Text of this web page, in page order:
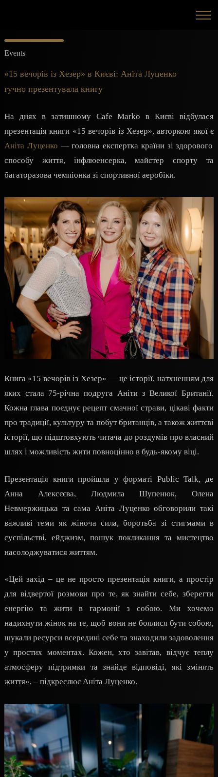
Events
«15 вечорів із Хезер» в Києві: Аніта Луценко
гучно презентувала книгу
На днях в затишному Cafe Marko в Києві відбулася
презентація книги «15 вечорів із Хезер», авторкою якої є
Аніта Луценко — головна експертка країни зі здорового
способу життя, інфлюенсерка, майстер спорту та
багаторазова чемпіонка зі спортивної аеробіки.
Книга «15 вечорів із Хезер» — це історії, натхненням для
яких стала 75-річна подруга Аніти з Великої Британії.
Кожна глава поєднує рецепт смачної страви, цікаві факти
про традиції, культуру та побут британців, а також життєві
історії, що підштовхують читача до роздумів про власний
шлях і можливість жити повноцінно в будь-якому віці.
Презентація книги пройшла у форматі Public Talk, де
Анна Алексєєва, Людмила Шупенюк, Олена
Невмержицька та сама Аніта Луценко обговорили такі
важливі теми як жіноча сила, боротьба зі стигмами в
суспільстві, ейджизм, пошук покликання та мистецтво
насолоджуватися життям.
«Цей захід – це не просто презентація книги, а простір
для відвертої розмови про те, як знайти себе, зберегти
енергію та жити в гармонії з собою. Ми хочемо
надихнути жінок на те, щоб вони не боялися бути собою,
шукали ресурси всередині себе та знаходили задоволення
у простих моментах. Кожен, хто завітав, відчує теплу
атмосферу підтримки та знайде відповіді, які змінять
життя», – підкреслює Аніта Луценко.